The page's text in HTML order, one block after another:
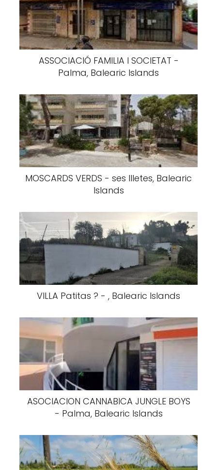
ASSOCIACIÓ FAMILIA I SOCIETAT -
Palma, Balearic Islands
MOSCARDS VERDS - ses Illetes, Balearic
Islands
VILLA Patitas ? - , Balearic Islands
ASOCIACION CANNABICA JUNGLE BOYS
- Palma, Balearic Islands